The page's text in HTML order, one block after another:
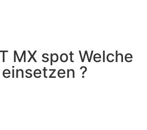
MX spot Welche
?